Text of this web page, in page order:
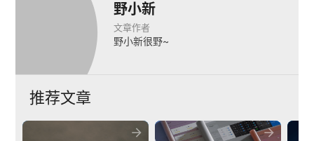
野小新
文章作者
野小新很野~
推荐文章

